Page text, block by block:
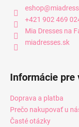
eshop@
+421 902 469
Mia Dresses na
miadresses.sk
Informácie pre
Doprava a platba
Prečo nakupovať u
Časté otázky